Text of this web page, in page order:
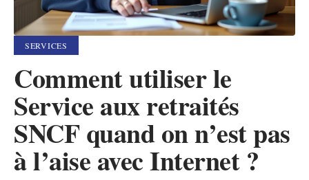
SERVICES
Comment utiliser le
Service aux retraités
SNCF quand on n’est pas
à l’aise avec Internet ?